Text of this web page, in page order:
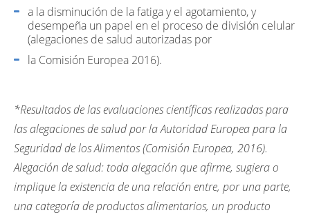
a la disminución de la fatiga y el agotamiento, y
desempeña un papel en el proceso de división celular
(alegaciones de salud autorizadas por
la Comisión Europea 2016).
*Resultados de las evaluaciones científicas realizadas para
las alegaciones de salud por la Autoridad Europea para la
Seguridad de los Alimentos (Comisión Europea, 2016).
Alegación de salud: toda alegación que afirme, sugiera o
implique la existencia de una relación entre, por una parte,
una categoría de productos alimentarios, un producto